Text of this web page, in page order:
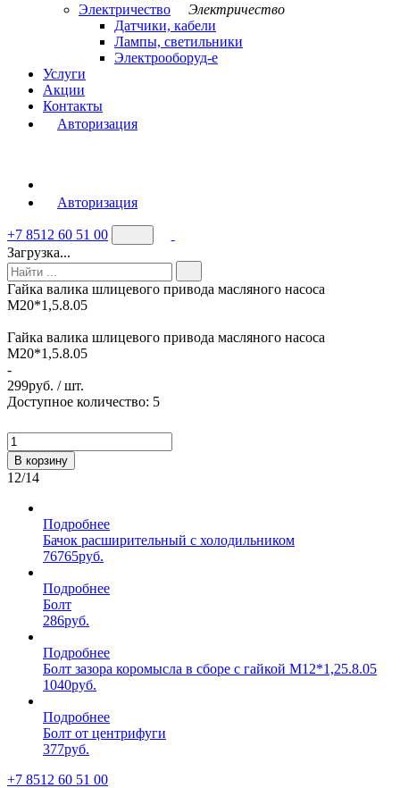
Электричество
Электричество
Датчики, кабели
Лампы, светильники
Электрооборуд-е
Услуги
Акции
Контакты
Авторизация
Авторизация
+7 8512 60 51 00
Загрузка...
Гайка валика шлицевого привода масляного насоса
M20*1,5.8.05
Гайка валика шлицевого привода масляного насоса
M20*1,5.8.05
-
299руб. / шт.
Доступное количество: 5
В корзину
12/14
Подробнее
Бачок расширительный с холодильником
76765руб.
Подробнее
Болт
286руб.
Подробнее
Болт зазора коромысла в сборе с гайкой М12*1,25.8.05
1040руб.
Подробнее
Болт от центрифуги
377руб.
+7 8512 60 51 00